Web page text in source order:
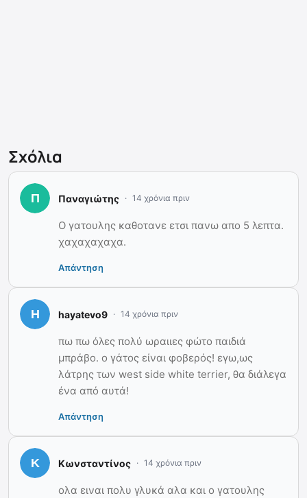
Σχόλια
Παναγιώτης 14 χρόνια πριν
O γατουλης καθοτανε ετσι πανω απο 5 λεπτα.
χαχαχαχαχα.
Απάντηση
hayatevo9 14 χρόνια πριν
πω πω όλες πολύ ωραιιες φώτο παιδιά
μπράβο. ο γάτος είναι φοβερός! εγω,ως
λάτρης των west side white terrier, θα διάλεγα
ένα από αυτά!
Απάντηση
Κωνσταντίνος 14 χρόνια πριν
ολα ειναι πολυ γλυκά αλα και ο γατουλης